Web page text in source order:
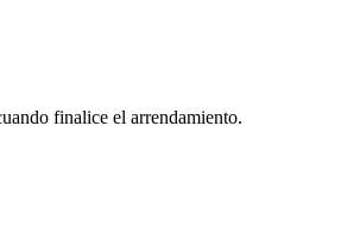
finalice el arrendamiento.